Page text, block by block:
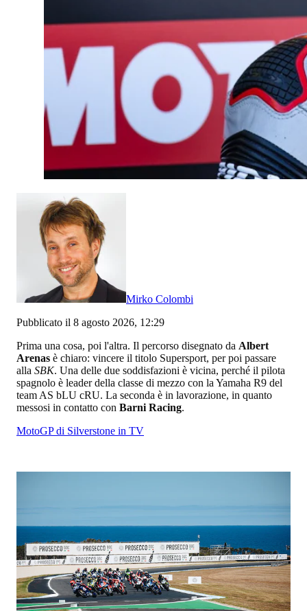
Mirko Colombi
Pubblicato il 8 agosto 2026, 12:29
Prima una cosa, poi l'altra. Il percorso disegnato da Albert
Arenas è chiaro: vincere il titolo Supersport, per poi passare
alla SBK. Una delle due soddisfazioni è vicina, perché il pilota
spagnolo è leader della classe di mezzo con la Yamaha R9 del
team AS bLU cRU. La seconda è in lavorazione, in quanto
messosi in contatto con Barni Racing.
MotoGP di Silverstone in TV